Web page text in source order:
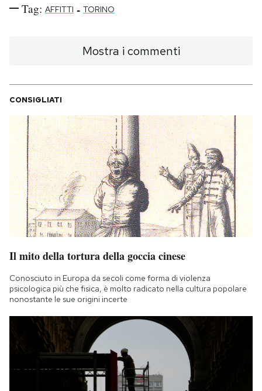
Tag: AFFITTI - TORINO
Mostra i commenti
CONSIGLIATI
Il mito della tortura della goccia cinese
Conosciuto in Europa da secoli come forma di violenza
psicologica più che fisica, è molto radicato nella cultura popolare
nonostante le sue origini incerte